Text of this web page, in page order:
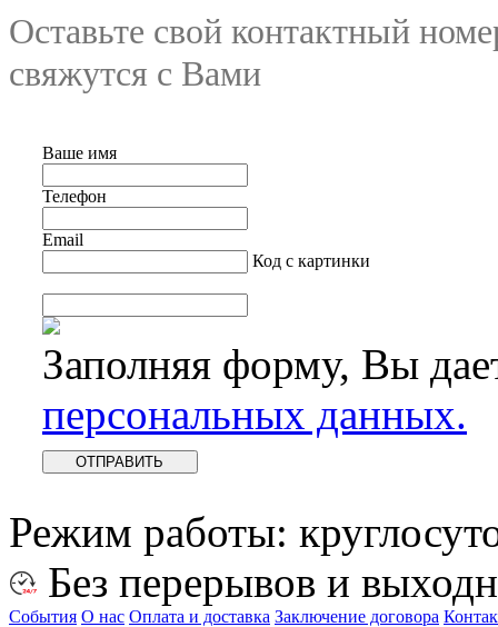
Оставьте свой контактный
свяжутся с Вами
Ваше имя
Телефон
Email
Код с картинки
Заполняя форму, Вы
персональных данных.
Режим работы:
Без перерывов и
События О нас Оплата и доставка Заключение договора